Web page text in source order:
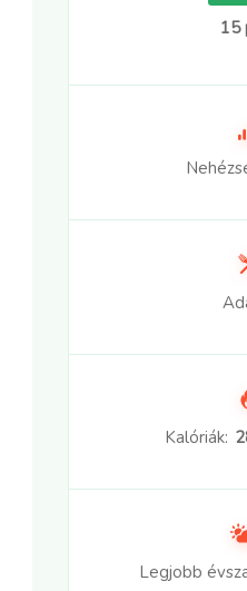
15
Kalóriák:
Legjobb